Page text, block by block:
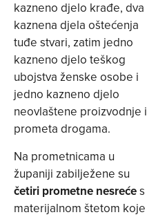
kazneno djelo krađe, dva
kaznena djela oštećenja
tuđe stvari, zatim jedno
kazneno djelo teškog
ubojstva ženske osobe i
jedno kazneno djelo
neovlaštene proizvodnje i
prometa drogama.
Na prometnicama u
županiji zabilježene su
četiri prometne nesrećes
materijalnom štetom koje